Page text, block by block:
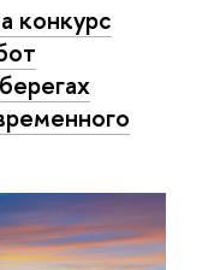
конкурс